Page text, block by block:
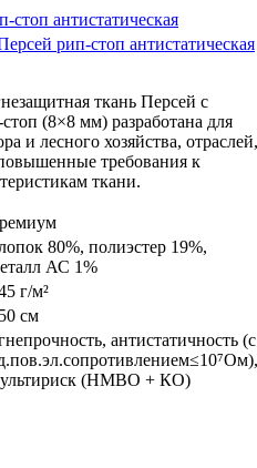
стоп антистатическая
рип-стоп антистатическая
ткань Персей с
(8×8 мм) разработана для
и лесного хозяйства, отраслей,
требования к
ткани.
80%, полиэстер 19%,
АС 1%
г/м²
см
антистатичность (с
(НМВО + КО)